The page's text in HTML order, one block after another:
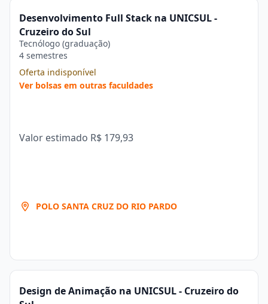
Desenvolvimento Full Stack na UNICSUL -
Cruzeiro do Sul
Tecnólogo (graduação)
4 semestres
Oferta indisponível
Ver bolsas em outras faculdades
Valor estimado R$ 179,93
POLO SANTA CRUZ DO RIO PARDO
Design de Animação na UNICSUL - Cruzeiro do